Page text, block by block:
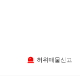
허위매물신고